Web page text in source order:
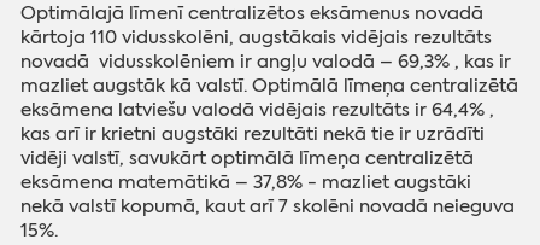
Optimālajā līmenī centralizētos eksāmenus novadā
kārtoja 110 vidusskolēni, augstākais vidējais rezultāts
novadā vidusskolēniem ir angļu valodā – 69,3% , kas ir
mazliet augstāk kā valstī. Optimālā līmeņa centralizētā
eksāmena latviešu valodā vidējais rezultāts ir 64,4% ,
kas arī ir krietni augstāki rezultāti nekā tie ir uzrādīti
vidēji valstī, savukārt optimālā līmeņa centralizētā
eksāmena matemātikā – 37,8% - mazliet augstāki
nekā valstī kopumā, kaut arī 7 skolēni novadā neieguva
15%.